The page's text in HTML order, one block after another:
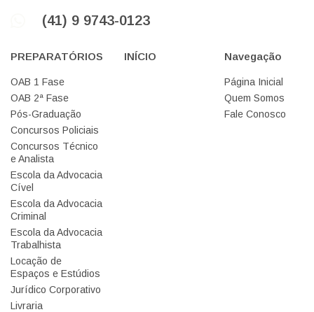
(41) 9 9743-0123
PREPARATÓRIOS
OAB 1 Fase
OAB 2ª Fase
Pós-Graduação
Concursos Policiais
Concursos Técnico
e Analista
Escola da Advocacia
Cível
Escola da Advocacia
Criminal
Escola da Advocacia
Trabalhista
Locação de
Espaços e Estúdios
Jurídico Corporativo
Livraria
INÍCIO Navegação
Página Inicial
Quem Somos
Fale Conosco